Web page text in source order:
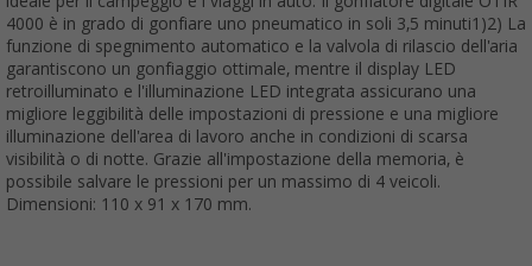
4000 è in grado di gonfiare uno pneumatico in soli 3,5 minuti1)2) La
funzione di spegnimento automatico e la valvola di rilascio dell'aria
garantiscono un gonfiaggio ottimale, mentre il display LED
retroilluminato e l'illuminazione LED integrata assicurano una
migliore leggibilità delle impostazioni di pressione e una migliore
illuminazione dell'area di lavoro anche in condizioni di scarsa
visibilità o di notte. Grazie all'impostazione della memoria, è
possibile salvare le pressioni per un massimo di 4 veicoli.
Dimensioni: 110 x 91 x 170 mm.